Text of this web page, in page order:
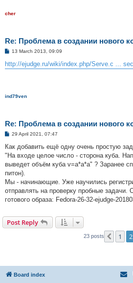
cher
Re: Проблема в создании нового
P
s
t
13 March 2013, 09:09
http://ejudge.ru/wiki/index.php/Serve.c ...
ind79ven
Re: Проблема в создании нового
P
s
29 April 2021, 07:47
Как добавить ещё одну очень простую
"На входе целое число - сторона куба.
выведет объём куба v=a*a*a" ? Заранее
питон).
Мы - начинающие. Уже научились
отправлять на проверку пробные задачи.
готового образа: Fedora-26-32-ejudge-
Post Reply
23 posts 1 2
Board index